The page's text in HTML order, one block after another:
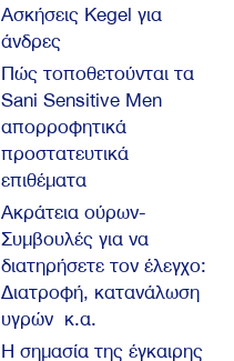
Ασκήσεις Kegel για
άνδρες
Πώς τοποθετούνται τα
Sani Sensitive Men
απορροφητικά
προστατευτικά
επιθέματα
Ακράτεια ούρων-
Συμβουλές για να
διατηρήσετε τον έλεγχο:
Διατροφή, κατανάλωση
υγρών κ.α.
Η σημασία της έγκαιρης